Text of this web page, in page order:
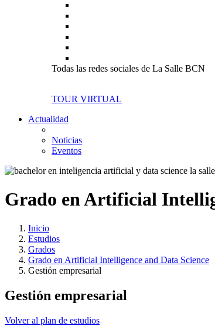
Todas las redes sociales de La Salle BCN
TOUR VIRTUAL
Actualidad
Noticias
Eventos
Grado en Artificial
Inicio
Estudios
Grados
Grado en Artificial Intelligence and Data Science
Gestión empresarial
Gestión empresarial
Volver al plan de estudios